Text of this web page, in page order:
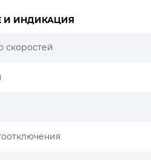
И ИНДИКАЦИЯ
скоростей